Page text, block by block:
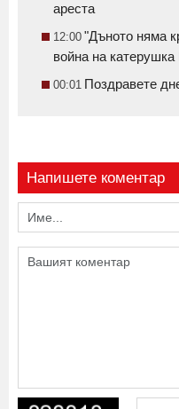
ареста
12:00 "Дъното няма
война на
00:01 Поздравете
Напишете коментар